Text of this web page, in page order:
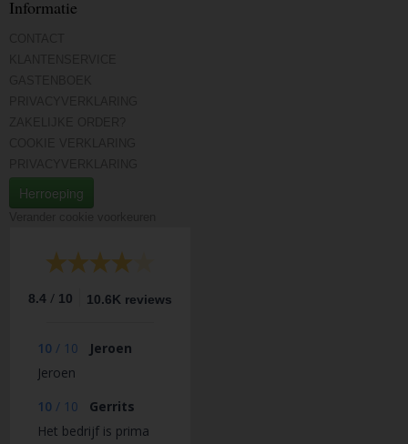
Informatie
Herroeping
8.4 / 10 10.6K reviews
10 / 10
Jeroen
Jeroen
10 / 10
Gerrits
Het bedrijf is prima